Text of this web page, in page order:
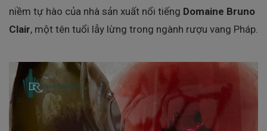
niềm tự hào của nhà sản xuất nổi tiếng Domaine Bruno
Clair, một tên tuổi lẫy lừng trong ngành rượu vang Pháp.